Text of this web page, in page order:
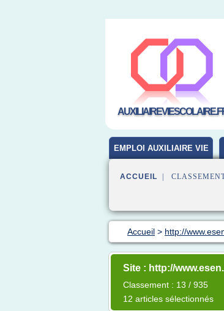
EMPLOI AUXILIAIRE VIE
ACCUEIL |
Accueil > http://
Site : http://
Classement : 13 / 935
12 articles sélectionnés